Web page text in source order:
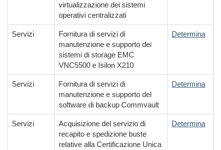
virtualizzazione dei sistemi
operativi centralizzati
Servizi
Fornitura di servizi di
manutenzione e supporto dei
sistemi di storage EMC
VNC5500 e Isilon X210
Determina
Servizi
Fornitura di servizi di
manutenzione e supporto del
software di backup Commvault
Determina
Servizi
Acquisizione del servizio di
recapito e spedizione buste
relative alla Certificazione Unica
Determina